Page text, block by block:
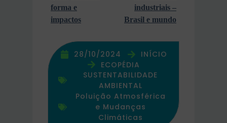
forma e
impactos
industriais –
Brasil e mundo
28/10/2024
INÍCIO
ECOPÉDIA
SUSTENTABILIDADE
AMBIENTAL
Poluição Atmosférica
e Mudanças
Climáticas